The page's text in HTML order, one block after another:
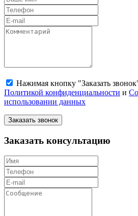
Нажимая кнопку "Заказать
Политикой конфиденциальности и
использовании данных
Заказать звонок
Заказать консультацию